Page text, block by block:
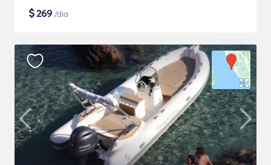
$269 /dia